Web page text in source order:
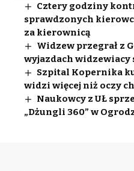
Cztery godziny
sprawdzonych
za kierownicą
Widzew przegrał z
wyjazdach widzewiacy
Szpital Kopernika
widzi więcej niż oczy
Naukowcy z UŁ
„Dżungli 360” w